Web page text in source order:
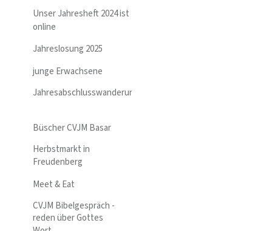
Unser Jahresheft 2024 ist
online
Jahreslosung 2025
junge Erwachsene
Jahresabschlusswanderung
Büscher CVJM Basar
Herbstmarkt in
Freudenberg
Meet & Eat
CVJM Bibelgespräch -
reden über Gottes